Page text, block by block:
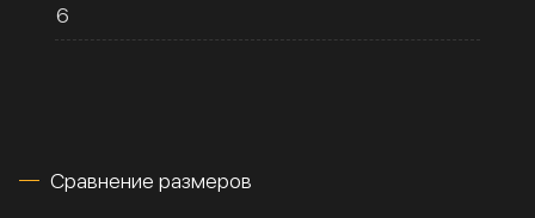
6
Сравнение размеров